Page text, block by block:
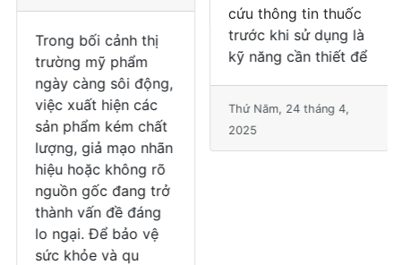
Trong bối cảnh thị
trường mỹ phẩm
ngày càng sôi động,
việc xuất hiện các
sản phẩm kém chất
lượng, giả mạo nhãn
hiệu hoặc không rõ
nguồn gốc đang trở
thành vấn đề đáng
lo ngại. Để bảo vệ
sức khỏe và qu
Trong bối cảnh
thuốc giả đang tràn
lan trên thị trường,
đặc biệt là trên các
kênh mạng xã hội và
thương mại điện tử,